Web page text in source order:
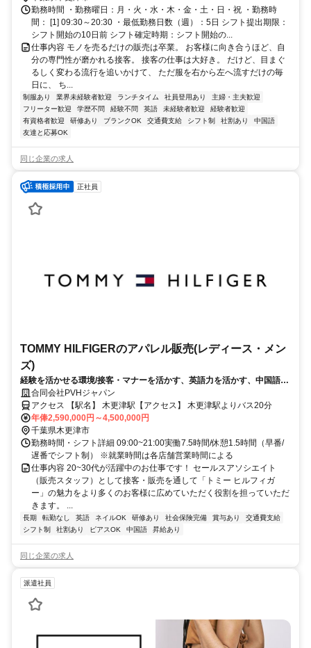
勤務時間 ・勤務曜日：月・火・水・木・金・土・日・祝 ・勤務時
間： [1] 09:30～20:30 ・最低勤務日数（週）：5日 シフト提出期限：
シフト開始の10日前 シフト確定時期：シフト開始の...
仕事内容 モノを売るだけの販売は卒業。 お客様に向き合うほど、自
分の専門性が磨かれる接客。 接客の仕事は大好き。 だけど、目まぐ
るしく変わる流行を追いかけて、 ただ服を右から左へ流すだけの毎
日に、 ち...
制服あり 業界未経験者歓迎 ランチタイム 社員登用あり
主婦・主夫歓迎
フリーター歓迎
学歴不問 経験不問 英語 未経験者歓迎
経験者歓迎
有資格者歓迎
研修あり ブランクOK 交通費支給 シフト制 社割あり
中国語
友達と応募OK
同じ企業の求人
正社員
TOMMY HILFIGERのアパレル販売(レディース・メン
ズ)
経験を活かせる環境/接客・マナーを活かす、英語力を活かす、中国語を
活かす
合同会社PVHジャパン
アクセス 【駅名】 木更津駅【アクセス】 木更津駅よりバス20分
年俸2,590,000円～4,500,000円
千葉県木更津市
勤務時間・シフト詳細 09:00~21:00実働7.5時間/休憩1.5時間（早番/
遅番でシフト制） ※就業時間は各店舗営業時間による
仕事内容 20~30代が活躍中のお仕事です！ セールスアソシエイト
（販売スタッフ）として接客・販売を通して「トミー ヒルフィガ
ー」の魅力をより多くのお客様に広めていただく役割を担っていただ
きます。 ...
長期 転勤なし 英語 ネイルOK 研修あり 社会保険完備 賞与あり
交通費支給
シフト制
社割あり ピアスOK 中国語 昇給あり
同じ企業の求人
派遣社員